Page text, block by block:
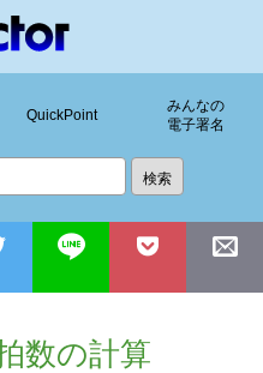
QuickPoint
みんなの
電子署名
数の計算